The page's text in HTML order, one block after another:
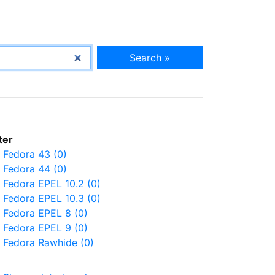
Search »
Fedora 43 (0)
Fedora 44 (0)
Fedora EPEL 10.2 (0)
Fedora EPEL 10.3 (0)
Fedora EPEL 8 (0)
Fedora EPEL 9 (0)
Fedora Rawhide (0)